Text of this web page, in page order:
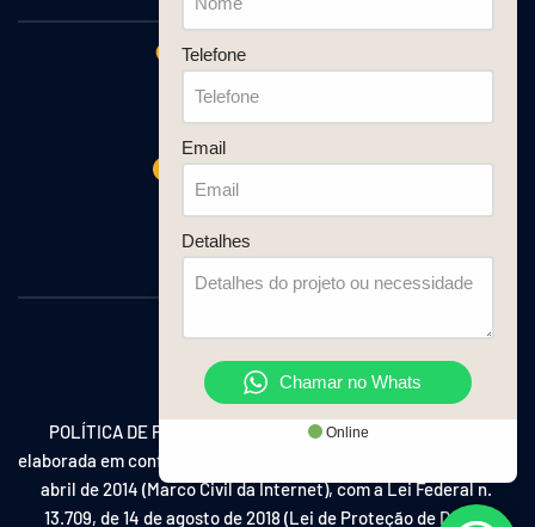
R. Bahia, 1245 - Sala 10
Centro, Avaré - SP
CEP: 18700-110
Segunda a Quinta:
08:00 às 11:30 e 13:00 às 18:00
Sexta:
08:00 às 11:30 e 13:00 às 17:00
POLÍTICA DE PRIVACIDADE: A Política de Privacidade foi
elaborada em conformidade com a Lei Federal n. 12.965 de 23 de
abril de 2014 (Marco Civil da Internet), com a Lei Federal n.
13.709, de 14 de agosto de 2018 (Lei de Proteção de Dados
Telefone
Email
Detalhes
Chamar no Whats
Online